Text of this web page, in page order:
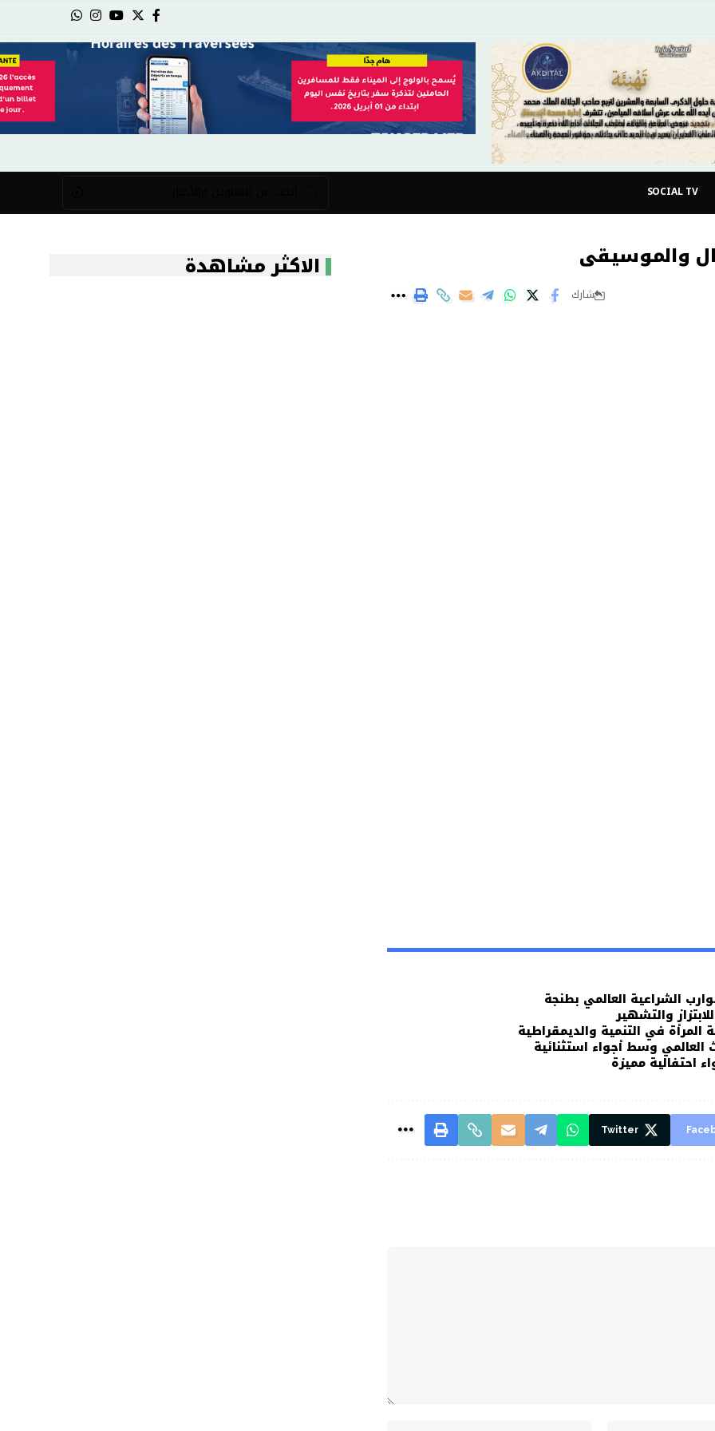
SOCIAL TV
والموسيقى
شارك
الشراعية العالمي بطنجة
والتشهير
في التنمية والديمقراطية
العالمي وسط أجواء استثنائية
Twitter
الاكثر مشاهدة